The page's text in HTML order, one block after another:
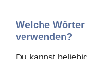
Welche
verwenden?
Du kannst